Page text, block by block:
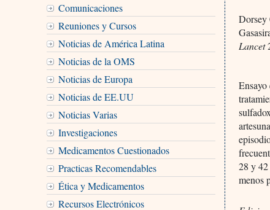
Comunicaciones
Reuniones y Cursos
Noticias de América Latina
Noticias de la OMS
Noticias de Europa
Noticias de EE.UU
Noticias Varias
Investigaciones
Medicamentos Cuestionados
Practicas Recomendables
Ética y Medicamentos
Recursos Electrónicos
Dorsey
Lancet
28 y
menos